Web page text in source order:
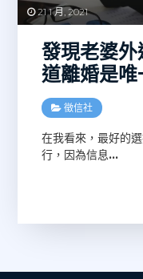
21 1 月, 2021
發現老婆
道離婚是
徵信社
在我看來，最好的
行，因為信息…